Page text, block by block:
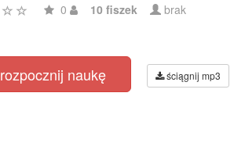
0 10 fiszek brak
naukę ściągnij mp3